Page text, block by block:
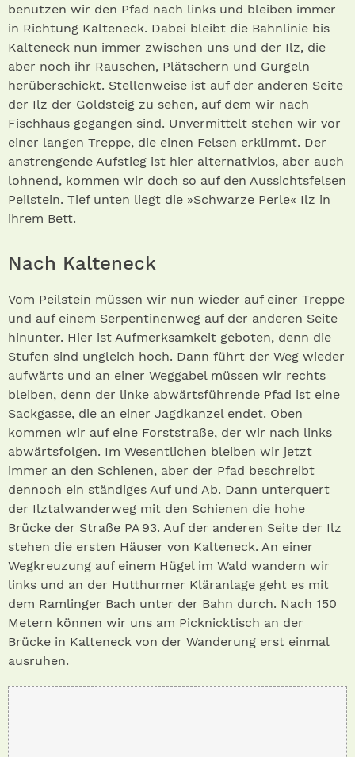
benutzen wir den Pfad nach links und bleiben immer
in Richtung Kalteneck. Dabei bleibt die Bahnlinie bis
Kalteneck nun immer zwischen uns und der Ilz, die
aber noch ihr Rauschen, Plätschern und Gurgeln
herüberschickt. Stellenweise ist auf der anderen Seite
der Ilz der Goldsteig zu sehen, auf dem wir nach
Fischhaus gegangen sind. Unvermittelt stehen wir vor
einer langen Treppe, die einen Felsen erklimmt. Der
anstrengende Aufstieg ist hier alternativlos, aber auch
lohnend, kommen wir doch so auf den Aussichtsfelsen
Peilstein. Tief unten liegt die »Schwarze Perle« Ilz in
ihrem Bett.
Nach Kalteneck
Vom Peilstein müssen wir nun wieder auf einer Treppe
und auf einem Serpentinenweg auf der anderen Seite
hinunter. Hier ist Aufmerksamkeit geboten, denn die
Stufen sind ungleich hoch. Dann führt der Weg wieder
aufwärts und an einer Weggabel müssen wir rechts
bleiben, denn der linke abwärtsführende Pfad ist eine
Sackgasse, die an einer Jagdkanzel endet. Oben
kommen wir auf eine Forststraße, der wir nach links
abwärtsfolgen. Im Wesentlichen bleiben wir jetzt
immer an den Schienen, aber der Pfad beschreibt
dennoch ein ständiges Auf und Ab. Dann unterquert
der Ilztalwanderweg mit den Schienen die hohe
Brücke der Straße PA 93. Auf der anderen Seite der Ilz
stehen die ersten Häuser von Kalteneck. An einer
Wegkreuzung auf einem Hügel im Wald wandern wir
links und an der Hutthurmer Kläranlage geht es mit
dem Ramlinger Bach unter der Bahn durch. Nach 150
Metern können wir uns am Picknicktisch an der
Brücke in Kalteneck von der Wanderung erst einmal
ausruhen.